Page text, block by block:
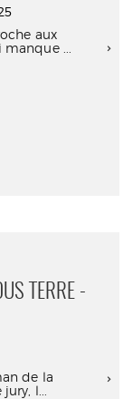
aux
...
TERRE -
de la
l...